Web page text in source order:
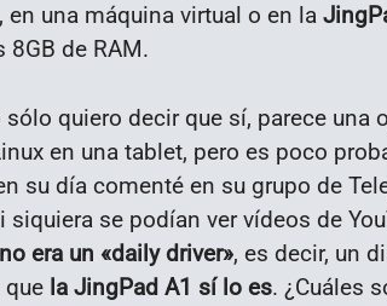
en una máquina virtual o en la
8GB de RAM.
sólo quiero decir que sí, parece
en una tablet, pero es poco
su día comenté en su grupo de
siquiera se podían ver vídeos de
era un «daily driver», es decir, un
la JingPad A1 sí lo es. ¿Cuáles